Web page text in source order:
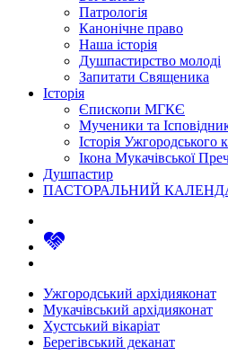
Патрологія
Канонічне право
Наша історія
Душпастирство молоді
Запитати Священика
Історія
Єпископи МГКЄ
Мученики та
Історія Ужгородського
Ікона Мукачівської
Душпастир
ПАСТОРАЛЬНИЙ
Ужгородський архідияконат
Мукачівський архідияконат
Хустський вікаріат
Берегівський деканат